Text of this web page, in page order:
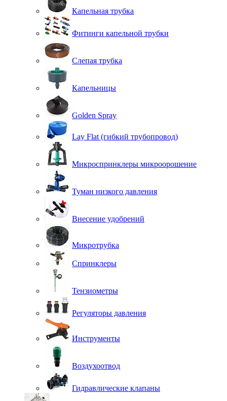
Капельная трубка
Фитинги капельной трубки
Слепая трубка
Капельницы
Golden Spray
Lay Flat (гибкий трубопровод)
Микроспринклеры микроорошение
Туман низкого давления
Внесение удобрений
Микротрубка
Спринклеры
Тензиометры
Регуляторы давления
Инструменты
Воздухоотвод
Гидравлические клапаны